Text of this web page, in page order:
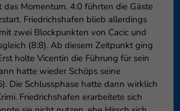
das Momentum. 4:0 führten die Gäste
Friedrichshafen blieb allerdings
zwei Blockpunkten von Cacic und
(8:8). Ab diesem Zeitpunkt ging
holte Vicentin die Führung für sein
hatte wieder Schöps seine
Die Schlussphase hatte dann wirklich
Friedrichshafen erarbeitete sich